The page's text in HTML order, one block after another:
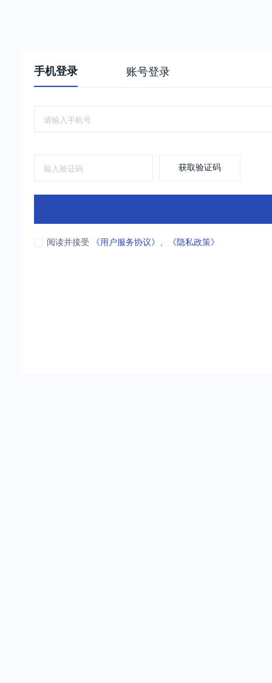
手机登录 账号登录
获取验证码
阅读并接受 《用户服务协议》 、 《隐私政策》